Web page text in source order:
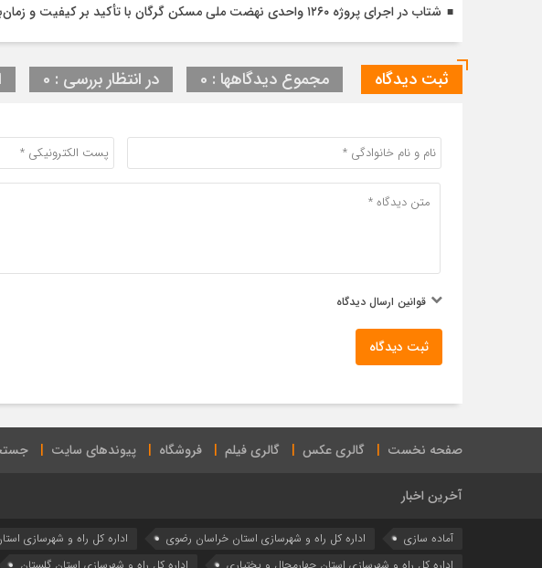
شتاب در اجرای پروژه ۱۲۶۰ واحدی نهضت ملی مسکن گرگان با تأکید بر کیفیت و زمان‌بندی دقیق
ثبت دیدگاه مجموع دیدگاهها : 0 در انتظار بررسی : 0
قوانین ارسال دیدگاه
ثبت دیدگاه
صفحه نخست گالری عکس گالری فیلم فروشگاه پیوندهای سایت
آخرین اخبار
آماده سازی اداره كل راه و شهرسازي استان خراسان رضوي اداره كل راه و شهرسازي